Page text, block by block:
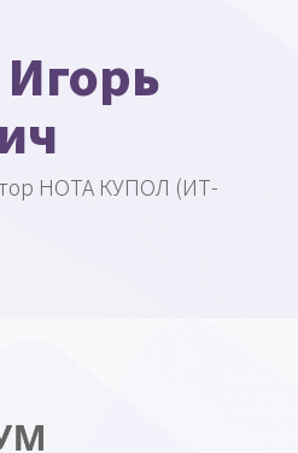
НОТА КУПОЛ (ИТ-